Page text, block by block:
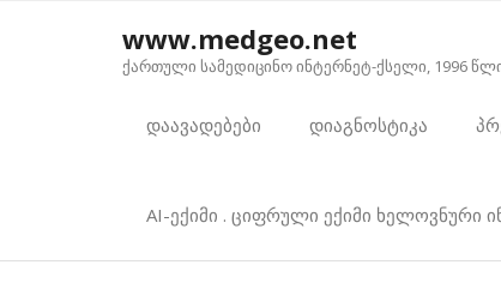
www.medgeo.net
ქართული სამედიცინო ინტერნეტ-ქსელი, 1996
დაავადებები დიაგნოსტიკა
AI-ექიმი . ციფრული ექიმი ხელოვნური